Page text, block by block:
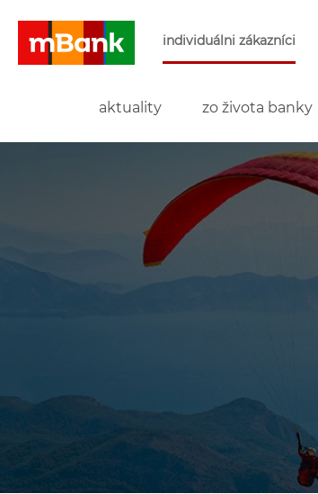
individuálni zákazníci
aktuality zo života banky